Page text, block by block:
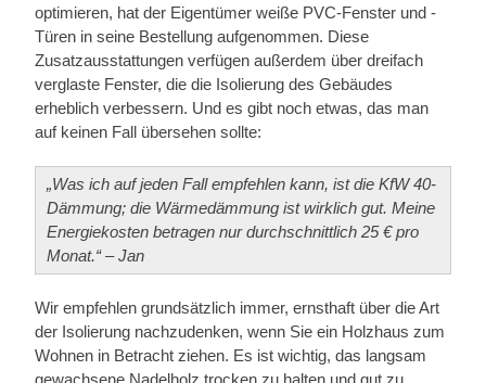
optimieren, hat der Eigentümer weiße PVC-Fenster und -
Türen in seine Bestellung aufgenommen. Diese
Zusatzausstattungen verfügen außerdem über dreifach
verglaste Fenster, die die Isolierung des Gebäudes
erheblich verbessern. Und es gibt noch etwas, das man
auf keinen Fall übersehen sollte:
„Was ich auf jeden Fall empfehlen kann, ist die KfW 40-
Dämmung; die Wärmedämmung ist wirklich gut. Meine
Energiekosten betragen nur durchschnittlich 25 € pro
Monat.“ – Jan
Wir empfehlen grundsätzlich immer, ernsthaft über die Art
der Isolierung nachzudenken, wenn Sie ein Holzhaus zum
Wohnen in Betracht ziehen. Es ist wichtig, das langsam
gewachsene Nadelholz trocken zu halten und gut zu